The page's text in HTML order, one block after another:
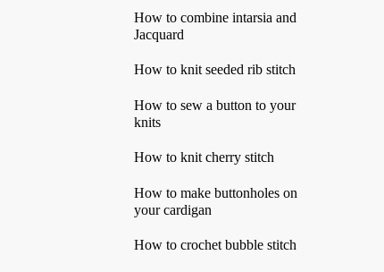
How to combine intarsia and
Jacquard
How to knit seeded rib stitch
How to sew a button to your
knits
How to knit cherry stitch
How to make buttonholes on
your cardigan
How to crochet bubble stitch